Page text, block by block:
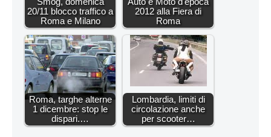
20/11 blocco traffico a
Roma e Milano
2012 alla Fiera di
Roma
Roma, targhe alterne
1 dicembre: stop le
dispari.…
Lombardia, limiti di
circolazione anche
per scooter…